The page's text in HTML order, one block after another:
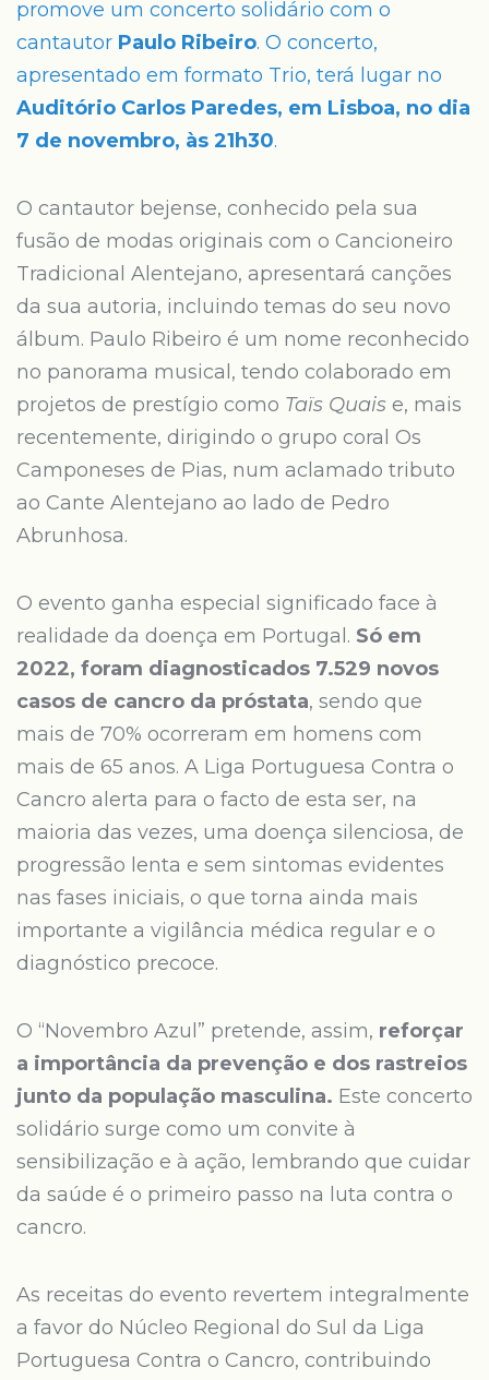
promove um concerto solidário com o
cantautor Paulo Ribeiro. O concerto,
apresentado em formato Trio, terá lugar no
Auditório Carlos Paredes, em Lisboa, no dia
7 de novembro, às 21h30.
O cantautor bejense, conhecido pela sua
fusão de modas originais com o Cancioneiro
Tradicional Alentejano, apresentará canções
da sua autoria, incluindo temas do seu novo
álbum. Paulo Ribeiro é um nome reconhecido
no panorama musical, tendo colaborado em
projetos de prestígio como Taïs Quais e, mais
recentemente, dirigindo o grupo coral Os
Camponeses de Pias, num aclamado tributo
ao Cante Alentejano ao lado de Pedro
Abrunhosa.
O evento ganha especial significado face à
realidade da doença em Portugal. Só em
2022, foram diagnosticados 7.529 novos
casos de cancro da próstata, sendo que
mais de 70% ocorreram em homens com
mais de 65 anos. A Liga Portuguesa Contra o
Cancro alerta para o facto de esta ser, na
maioria das vezes, uma doença silenciosa, de
progressão lenta e sem sintomas evidentes
nas fases iniciais, o que torna ainda mais
importante a vigilância médica regular e o
diagnóstico precoce.
O “Novembro Azul” pretende, assim, reforçar
a importância da prevenção e dos rastreios
junto da população masculina. Este concerto
solidário surge como um convite à
sensibilização e à ação, lembrando que cuidar
da saúde é o primeiro passo na luta contra o
cancro.
As receitas do evento revertem integralmente
a favor do Núcleo Regional do Sul da Liga
Portuguesa Contra o Cancro, contribuindo